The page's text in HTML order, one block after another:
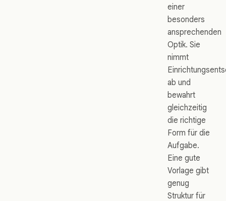
einer
besonders
ansprechenden
Optik. Sie
nimmt
ab und
bewahrt
gleichzeitig
die richtige
Form für die
Aufgabe.
Eine gute
Vorlage gibt
genug
Struktur für